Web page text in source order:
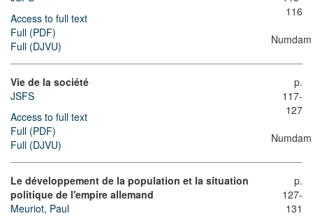
Access to full text
Full (PDF)
Full (DJVU)
116
Numdam
Vie de la société
JSFS
Access to full text
Full (PDF)
Full (DJVU)
p.
117-
127
Numdam
Le développement de la population et la situation
politique de l'empire allemand
Meuriot, Paul
p.
127-
131